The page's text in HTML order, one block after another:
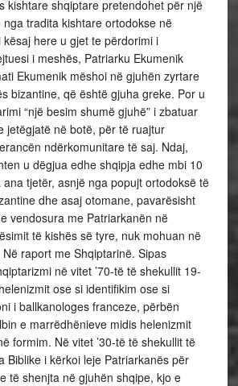
kishtare shqiptare pretendohet për një
tradita kishtare ortodokse në
here u gjet te përdorimi i
i meshës, Patriarku Ekumenik
Ekumenik mëshoi në gjuhën zyrtare
bizantine, që është gjuha greke. Por u
“një besim shumë gjuhë” i zbatuar
jetëgjatë në botë, për të ruajtur
ndërkomunitare të saj. Ndaj,
u dëgjua edhe shqipja edhe mbi 10
tjetër, asnjë nga popujt ortodoksë të
dhe asaj otomane, pavarësisht
vendosura me Patriarkanën në
të kishës së tyre, nuk mohuan në
raport me Shqiptarinë. Sipas
në vitet ’70-të të shekullit 19-
ose si identifikim ose si
i ballkanologes franceze, përbën
e marrëdhënieve midis helenizmit
formim. Në vitet ’30-të të shekullit të
Biblike i kërkoi leje Patriarkanës për
të shenjta në gjuhën shqipe, kjo e